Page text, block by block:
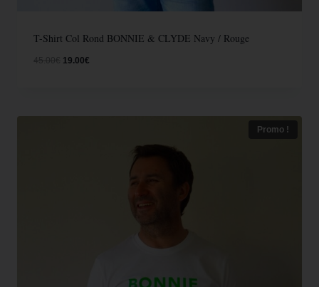
T-Shirt Col Rond BONNIE & CLYDE Navy / Rouge
19.00€
Promo !